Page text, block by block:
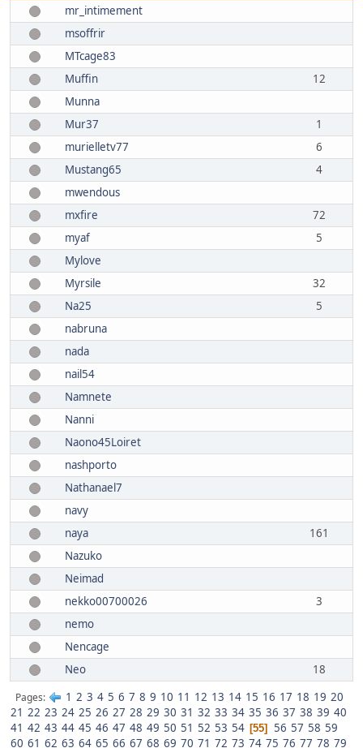
mr_intimement
msoffrir
MTcage83
Muffin
12
Munna
Mur37
1
murielletv77
6
Mustang65
4
mwendous
mxfire
72
myaf
5
Mylove
Myrsile
32
Na25
5
nabruna
nada
nail54
Namnete
Nanni
Naono45Loiret
nashporto
Nathanael7
navy
naya
161
Nazuko
Neimad
nekko00700026
3
nemo
Nencage
Neo
18
Pages 1 2 3 4 5 6 7 8 9 10 11 12 13 14 15 16 17 18 19 20
21 22 23 24 25 26 27 28 29 30 31 32 33 34 35 36 37 38 39 40
41 42 43 44 45 46 47 48 49 50 51 52 53 54 55 56 57 58 59
60 61 62 63 64 65 66 67 68 69 70 71 72 73 74 75 76 77 78 79